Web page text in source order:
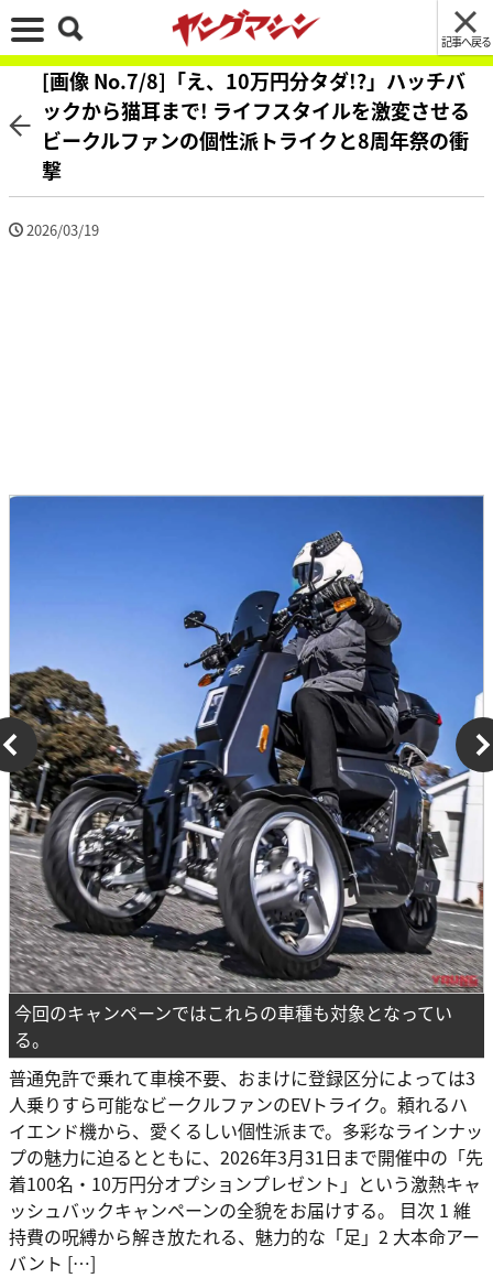
記事へ戻る
[画像 No.7/8]「え、10万円分タダ!?」ハッチバ
ックから猫耳まで! ライフスタイルを激変させる
ビークルファンの個性派トライクと8周年祭の衝
撃
2026/03/19
今回のキャンペーンではこれらの車種も対象となってい
る。
普通免許で乗れて車検不要、おまけに登録区分によっては3
人乗りすら可能なビークルファンのEVトライク。頼れるハ
イエンド機から、愛くるしい個性派まで。多彩なラインナッ
プの魅力に迫るとともに、2026年3月31日まで開催中の「先
着100名・10万円分オプションプレゼント」という激熱キャ
ッシュバックキャンペーンの全貌をお届けする。 目次 1 維
持費の呪縛から解き放たれる、魅力的な「足」2 大本命アー
バント […]